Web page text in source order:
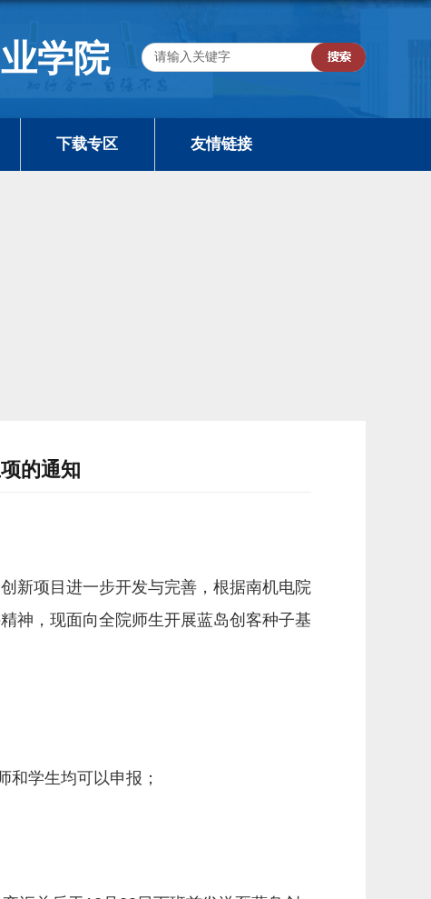
学院
下载专区 友情链接
的通知
新项目进一步开发与完善，根据南机电院
神，现面向全院师生开展蓝岛创客种子基
和学生均可以申报；